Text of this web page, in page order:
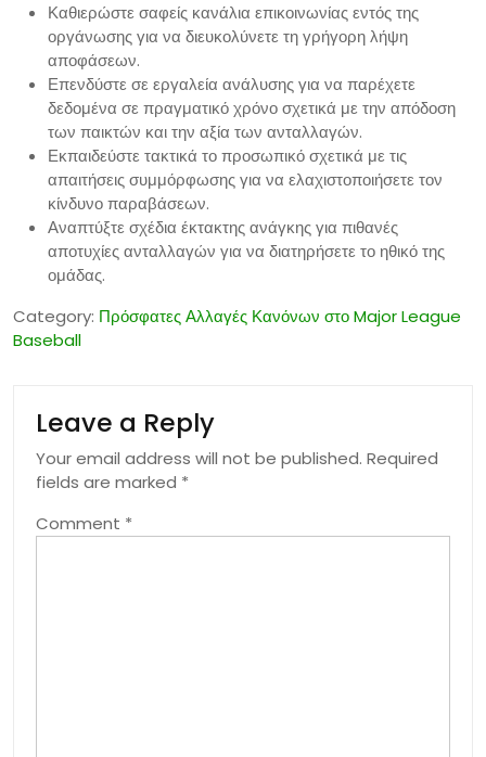
Καθιερώστε σαφείς κανάλια επικοινωνίας εντός της
οργάνωσης για να διευκολύνετε τη γρήγορη λήψη
αποφάσεων.
Επενδύστε σε εργαλεία ανάλυσης για να παρέχετε
δεδομένα σε πραγματικό χρόνο σχετικά με την απόδοση
των παικτών και την αξία των ανταλλαγών.
Εκπαιδεύστε τακτικά το προσωπικό σχετικά με τις
απαιτήσεις συμμόρφωσης για να ελαχιστοποιήσετε τον
κίνδυνο παραβάσεων.
Αναπτύξτε σχέδια έκτακτης ανάγκης για πιθανές
αποτυχίες ανταλλαγών για να διατηρήσετε το ηθικό της
ομάδας.
Category: Πρόσφατες Αλλαγές Κανόνων στο Major League
Baseball
Leave a Reply
Your email address will not be published. Required
fields are marked *
Comment *